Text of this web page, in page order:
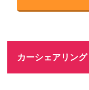
カーシェアリング